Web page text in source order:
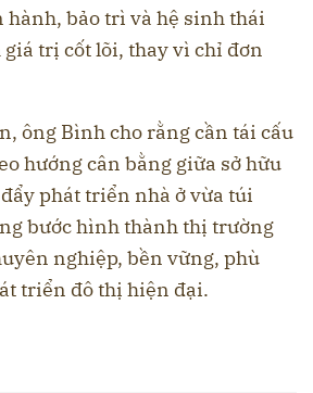
hành, bảo trì và hệ sinh thái
trị cốt lõi, thay vì chỉ đơn
ông Bình cho rằng cần tái cấu
hướng cân bằng giữa sở hữu
phát triển nhà ở vừa túi
bước hình thành thị trường
nghiệp, bền vững, phù
triển đô thị hiện đại.